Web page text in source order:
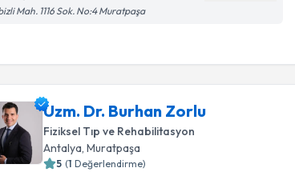
Mah. 1116 Sok. No:4 Muratpaşa
Uzm. Dr. Burhan Zorlu
Fiziksel Tıp ve Rehabilitasyon
Antalya , Muratpaşa
5 (1 Değerlendirme)